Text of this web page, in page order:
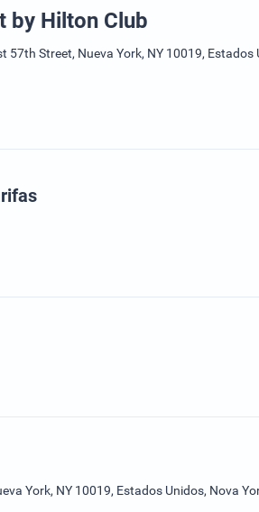
by Hilton Club
57th Street, Nueva York, NY 10019, Estados
York, NY 10019, Estados Unidos, Nova